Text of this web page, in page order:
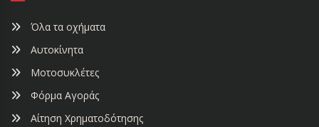
Όλα τα οχήματα
Αυτοκίνητα
Μοτοσυκλέτες
Φόρμα Αγοράς
Αίτηση Χρηματοδότησης